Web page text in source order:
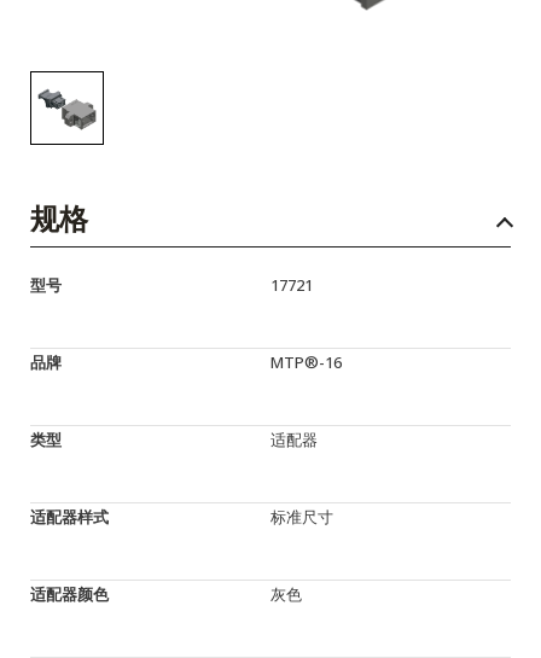
规格
型号 17721
品牌 MTP®-16
类型 适配器
适配器样式 标准尺寸
适配器颜色 灰色